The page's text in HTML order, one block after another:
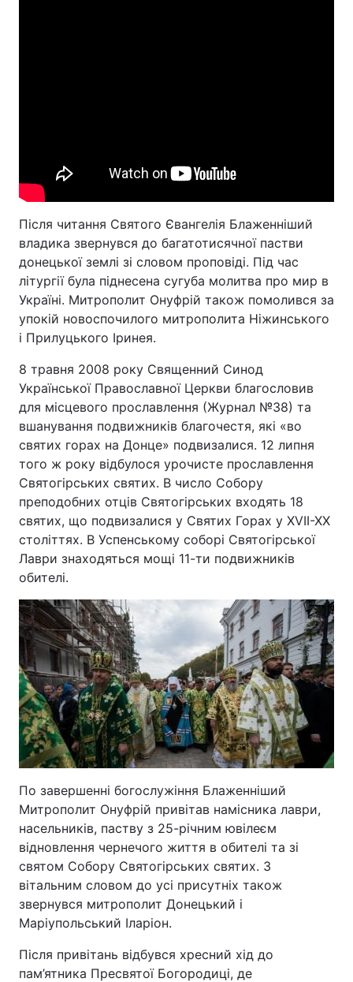
Після читання Святого Євангелія Блаженніший
владика звернувся до багатотисячної пастви
донецької землі зі словом проповіді. Під час
літургії була піднесена сугуба молитва про мир в
Україні. Митрополит Онуфрій також помолився за
упокій новоспочилого митрополита Ніжинського
і Прилуцького Іринея.
8 травня 2008 року Священний Синод
Української Православної Церкви благословив
для місцевого прославлення (Журнал №38) та
вшанування подвижників благочестя, які «во
святих горах на Донце» подвизалися. 12 липня
того ж року відбулося урочисте прославлення
Святогірських святих. В число Собору
преподобних отців Святогірських входять 18
святих, що подвизалися у Святих Горах у XVII-XX
століттях. В Успенському соборі Святогірської
Лаври знаходяться мощі 11-ти подвижників
обителі.
По завершенні богослужіння Блаженніший
Митрополит Онуфрій привітав намісника лаври,
насельників, паству з 25-річним ювілеєм
відновлення чернечого життя в обителі та зі
святом Собору Святогірських святих. З
вітальним словом до усі присутніх також
звернувся митрополит Донецький і
Маріупольський Іларіон.
Після привітань відбувся хресний хід до
пам’ятника Пресвятої Богородиці, де